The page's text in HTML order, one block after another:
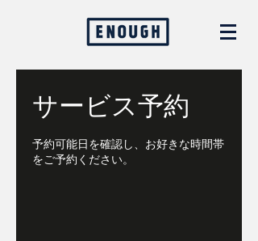
サービス予約
予約可能日を確認し、お好きな時間帯
をご予約ください。